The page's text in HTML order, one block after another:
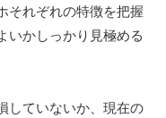
それぞれの特徴を把握
いかしっかり見極める
していないか、現在の